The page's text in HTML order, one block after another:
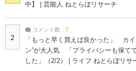
中】 | 芸能人 ねとらぼリサーチ
2
コメント数： 7
「もっと早く買えば良かった」 カ
ン”が大人気 「プライバシーも保て
した」（2/2） | ライフ ねとらぼリサ